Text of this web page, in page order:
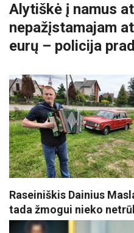
Alytiškė į namus
nepažįstamajam
eurų – policija
Raseiniškis Dainius
tada žmogui nieko